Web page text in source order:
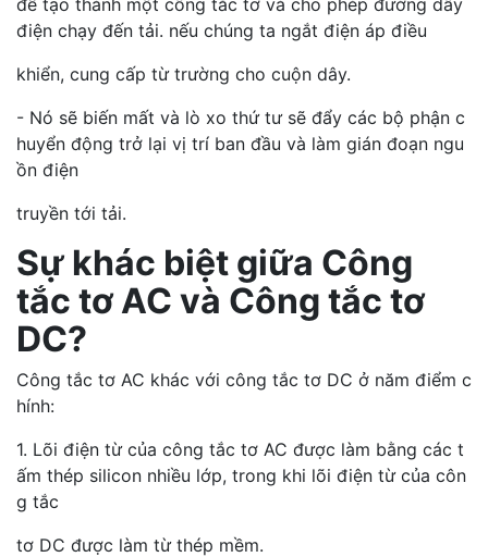
để tạo thành một công tắc tơ và cho phép đường dây
điện chạy đến tải. nếu chúng ta ngắt điện áp điều
khiển, cung cấp từ trường cho cuộn dây.
- Nó sẽ biến mất và lò xo thứ tư sẽ đẩy các bộ phận c
huyển động trở lại vị trí ban đầu và làm gián đoạn ngu
ồn điện
truyền tới tải.
Sự khác biệt giữa Công
tắc tơ AC và Công tắc tơ
DC?
Công tắc tơ AC khác với công tắc tơ DC ở năm điểm c
hính:
1. Lõi điện từ của công tắc tơ AC được làm bằng các t
ấm thép silicon nhiều lớp, trong khi lõi điện từ của côn
g tắc
tơ DC được làm từ thép mềm.